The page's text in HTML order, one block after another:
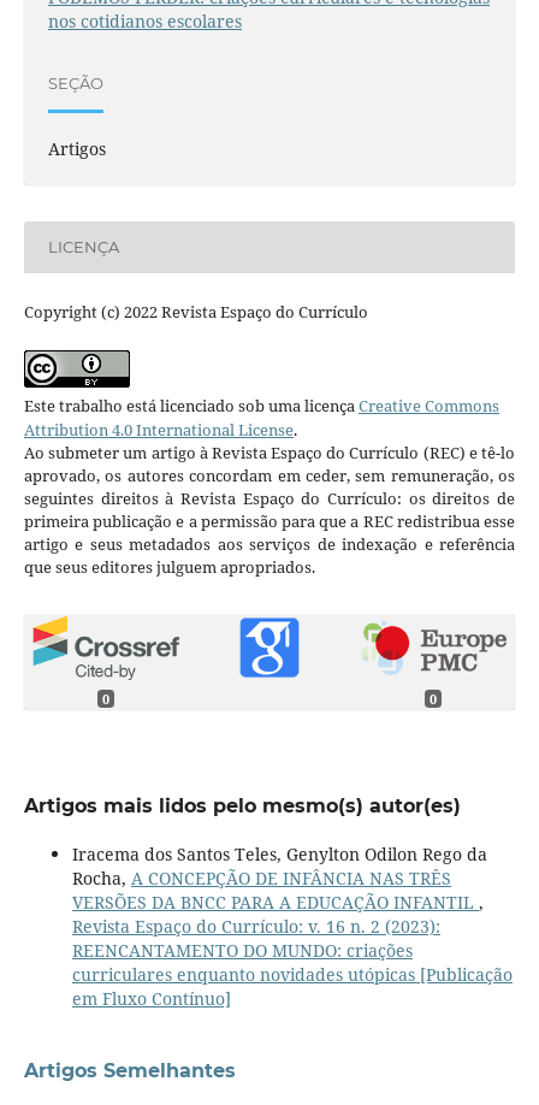
nos cotidianos escolares
SEÇÃO
Artigos
LICENÇA
Copyright (c) 2022 Revista Espaço do Currículo
Este trabalho está licenciado sob uma licençaCreative Commons
Attribution 4.0 International License.
Ao submeter um artigo à Revista Espaço do Currículo (REC) e tê-lo
aprovado, os autores concordam em ceder, sem remuneração, os
seguintes direitos à Revista Espaço do Currículo: os direitos de
primeira publicação e a permissão para que a REC redistribua esse
artigo e seus metadados aos serviços de indexação e referência
que seus editores julguem apropriados.
0 0
Artigos mais lidos pelo mesmo(s) autor(es)
Iracema dos Santos Teles, Genylton Odilon Rego da
Rocha, A CONCEPÇÃO DE INFÂNCIA NAS TRÊS
VERSÕES DA BNCC PARA A EDUCAÇÃO INFANTIL ,
Revista Espaço do Currículo: v. 16 n. 2 (2023):
REENCANTAMENTO DO MUNDO: criações
curriculares enquanto novidades utópicas [Publicação
em Fluxo Contínuo]
Artigos Semelhantes